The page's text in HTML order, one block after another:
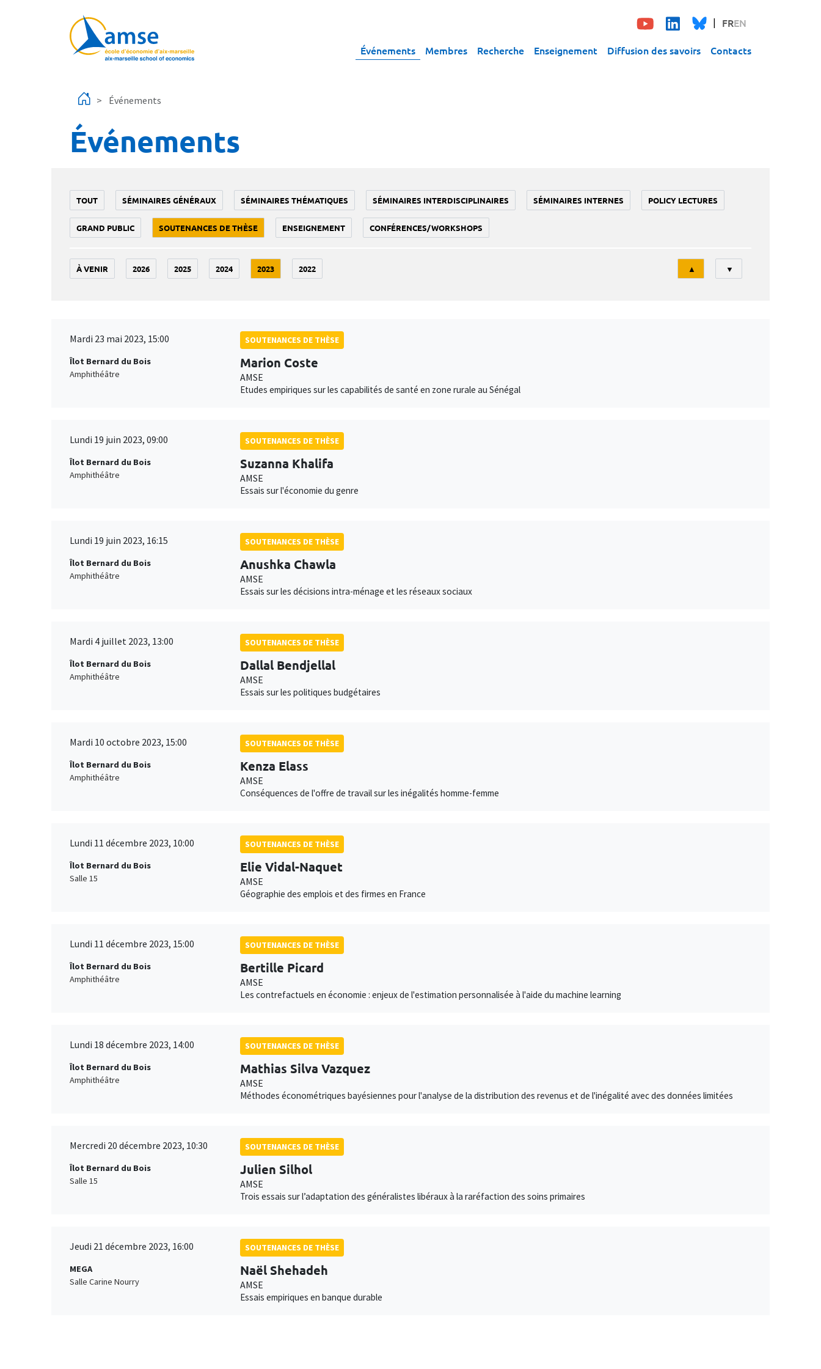
FREN
Événements Membres Recherche Enseignement Diffusion des savoirs Contacts
Événements
Événements
TOUT SÉMINAIRES GÉNÉRAUX SÉMINAIRES THÉMATIQUES SÉMINAIRES INTERDISCIPLINAIRES SÉMINAIRES INTERNES POLICY LECTURES
GRAND PUBLIC SOUTENANCES DE THÈSE ENSEIGNEMENT CONFÉRENCES/WORKSHOPS
À VENIR 2026 2025 2024 2023 2022
Tri
▲ ▼
Mardi 23 mai 2023, 15:00
Îlot Bernard du Bois
Amphithéâtre
SOUTENANCES DE THÈSE
Marion Coste
AMSE
Etudes empiriques sur les capabilités de santé en zone rurale au Sénégal
Lundi 19 juin 2023, 09:00
Îlot Bernard du Bois
Amphithéâtre
SOUTENANCES DE THÈSE
Suzanna Khalifa
AMSE
Essais sur l'économie du genre
Lundi 19 juin 2023, 16:15
Îlot Bernard du Bois
Amphithéâtre
SOUTENANCES DE THÈSE
Anushka Chawla
AMSE
Essais sur les décisions intra-ménage et les réseaux sociaux
Mardi 4 juillet 2023, 13:00
Îlot Bernard du Bois
Amphithéâtre
SOUTENANCES DE THÈSE
Dallal Bendjellal
AMSE
Essais sur les politiques budgétaires
Mardi 10 octobre 2023, 15:00
Îlot Bernard du Bois
Amphithéâtre
SOUTENANCES DE THÈSE
Kenza Elass
AMSE
Conséquences de l'offre de travail sur les inégalités homme-femme
Lundi 11 décembre 2023, 10:00
Îlot Bernard du Bois
Salle 15
SOUTENANCES DE THÈSE
Elie Vidal-Naquet
AMSE
Géographie des emplois et des firmes en France
Lundi 11 décembre 2023, 15:00
Îlot Bernard du Bois
Amphithéâtre
SOUTENANCES DE THÈSE
Bertille Picard
AMSE
Les contrefactuels en économie : enjeux de l'estimation personnalisée à l'aide du machine learning
Lundi 18 décembre 2023, 14:00
Îlot Bernard du Bois
Amphithéâtre
SOUTENANCES DE THÈSE
Mathias Silva Vazquez
AMSE
Méthodes économétriques bayésiennes pour l'analyse de la distribution des revenus et de l'inégalité avec des données limitées
Mercredi 20 décembre 2023, 10:30
Îlot Bernard du Bois
Salle 15
SOUTENANCES DE THÈSE
Julien Silhol
AMSE
Trois essais sur l’adaptation des généralistes libéraux à la raréfaction des soins primaires
Jeudi 21 décembre 2023, 16:00
MEGA
Salle Carine Nourry
SOUTENANCES DE THÈSE
Naël Shehadeh
AMSE
Essais empiriques en banque durable